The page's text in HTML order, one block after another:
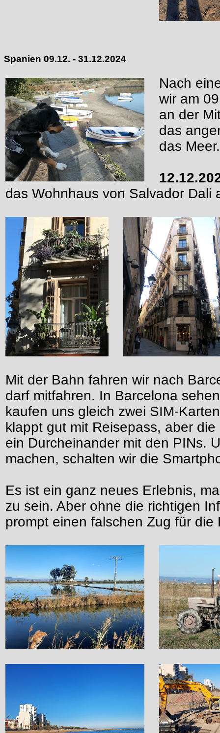
Spanien 09.12. - 31.12.2024
Nach
wir am
an der
das
das Meer.
das Wohnhaus von Salvador Dali
Mit der Bahn fahren wir nach
darf mitfahren. In Barcelona
kaufen uns gleich zwei SIM-
klappt gut mit Reisepass, aber
ein Durcheinander mit den PINs.
machen, schalten wir die
Es ist ein ganz neues Erlebnis,
zu sein. Aber ohne die richtigen
prompt einen falschen Zug für die